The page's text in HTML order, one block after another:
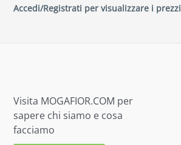
Accedi/Registrati per visualizzare i prezzi
Visita MOGAFIOR.COM per
sapere chi siamo e cosa
facciamo